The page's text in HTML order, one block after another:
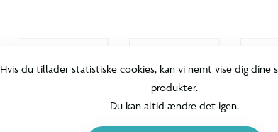
Hvis du tillader statistiske cookies, kan vi nemt vise dig dine
produkter.
Du kan altid ændre det igen.